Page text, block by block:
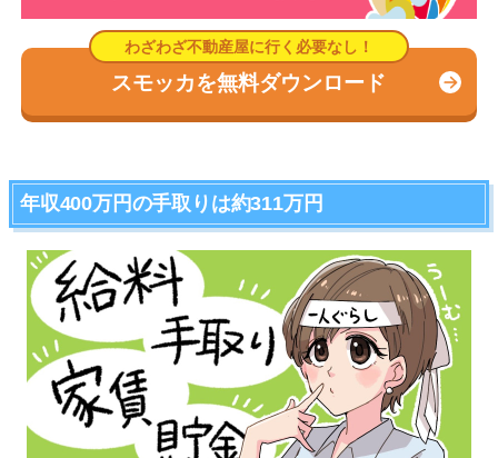
スモッカを無料ダウンロード
年収400万円の手取りは約311万円